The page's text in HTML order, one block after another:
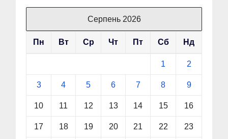
Серпень 2026
Пн Вт Ср Чт Пт Сб Нд
1 2
3 4 5 6 7 8 9
10 11 12 13 14 15 16
17 18 19 20 21 22 23